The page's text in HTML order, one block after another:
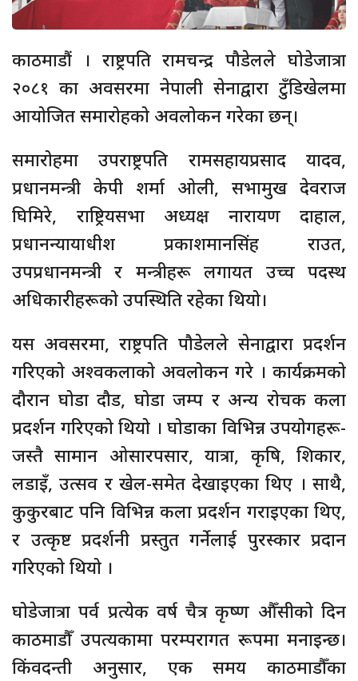
काठमाडौं । राष्ट्रपति रामचन्द्र पौडेलले घोडेजात्रा
२०८१ का अवसरमा नेपाली सेनाद्वारा टुँडिखेलमा
आयोजित समारोहको अवलोकन गरेका छन्।
समारोहमा उपराष्ट्रपति रामसहायप्रसाद यादव,
प्रधानमन्त्री केपी शर्मा ओली, सभामुख देवराज
घिमिरे, राष्ट्रियसभा अध्यक्ष नारायण दाहाल,
प्रधानन्यायाधीश प्रकाशमानसिंह राउत,
उपप्रधानमन्त्री र मन्त्रीहरू लगायत उच्च पदस्थ
अधिकारीहरूको उपस्थिति रहेका थियो।
यस अवसरमा, राष्ट्रपति पौडेलले सेनाद्वारा प्रदर्शन
गरिएको अश्वकलाको अवलोकन गरे । कार्यक्रमको
दौरान घोडा दौड, घोडा जम्प र अन्य रोचक कला
प्रदर्शन गरिएको थियो । घोडाका विभिन्न उपयोगहरू-
जस्तै सामान ओसारपसार, यात्रा, कृषि, शिकार,
लडाइँ, उत्सव र खेल-समेत देखाइएका थिए । साथै,
कुकुरबाट पनि विभिन्न कला प्रदर्शन गराइएका थिए,
र उत्कृष्ट प्रदर्शनी प्रस्तुत गर्नेलाई पुरस्कार प्रदान
गरिएको थियो ।
घोडेजात्रा पर्व प्रत्येक वर्ष चैत्र कृष्ण औँसीको दिन
काठमाडौँ उपत्यकामा परम्परागत रूपमा मनाइन्छ।
किंवदन्ती अनुसार, एक समय काठमाडौँका